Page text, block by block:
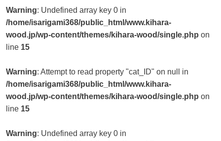
Warning: Undefined array key 0 in
/home/isarigami368/public_html/www.kihara-
wood.jp/wp-content/themes/kihara-wood/single.php on
line 15
Warning: Attempt to read property "cat_ID" on null in
/home/isarigami368/public_html/www.kihara-
wood.jp/wp-content/themes/kihara-wood/single.php on
line 15
Warning: Undefined array key 0 in